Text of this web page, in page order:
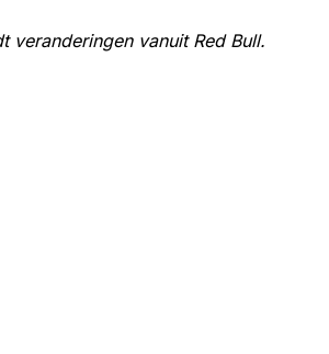
veranderingen vanuit Red Bull.